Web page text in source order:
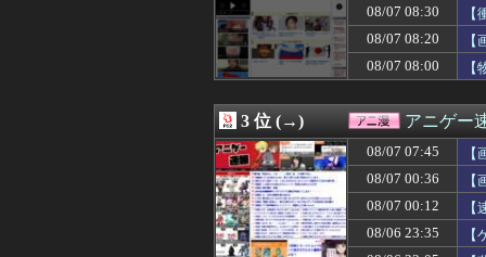
08/07 09:12
【悲報】 同人ゲ
08/07 09:12
【悲報】愛煙家
08/07 09:11
芸能界を引退し
08/07 09:11
海外「先進国で
08/07 09:10
【速報】刃物を
08/07 09:09
【画像あり】Iカ
08/07 09:09
資格学校の同級
08/07 09:09
【高評価】戌神
08/07 09:06
1年前に別れた
08/07 09:05
【画像】女子高
08/07 09:05
大日本帝国陸軍
08/07 09:05
【画像】ワイ「
08/07 08:30
08/07 08:20
08/07 08:00
3 位 (→) アニゲー
08/07 07:45
08/07 00:36
08/07 00:12
08/06 23:35